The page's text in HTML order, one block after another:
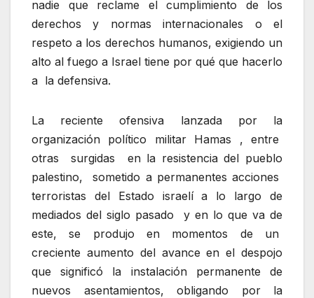
nadie que reclame el cumplimiento de los
derechos y normas internacionales o el
respeto a los derechos humanos, exigiendo un
alto al fuego a Israel tiene por qué que hacerlo
a la defensiva.
La reciente ofensiva lanzada por la
organización político militar Hamas , entre
otras surgidas en la resistencia del pueblo
palestino, sometido a permanentes acciones
terroristas del Estado israelí a lo largo de
mediados del siglo pasado y en lo que va de
este, se produjo en momentos de un
creciente aumento del avance en el despojo
que significó la instalación permanente de
nuevos asentamientos, obligando por la